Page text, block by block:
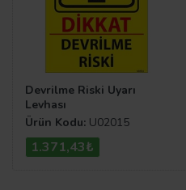
Devrilme Riski Uyarı
Levhası
Ürün Kodu: U02015
1.371,43₺